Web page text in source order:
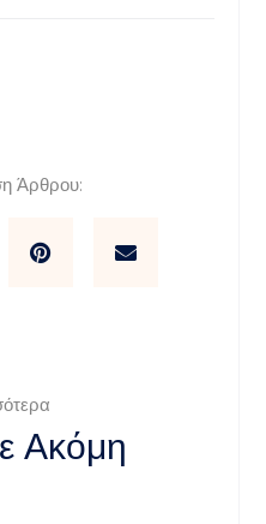
Άρθρου:
Ακόμη